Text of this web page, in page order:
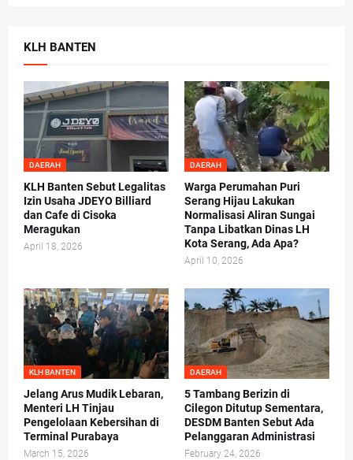
KLH BANTEN
DAERAH
KLH Banten Sebut Legalitas
Izin Usaha JDEYO Billiard
dan Cafe di Cisoka
Meragukan
April 18, 2026
DAERAH
Warga Perumahan Puri
Serang Hijau Lakukan
Normalisasi Aliran Sungai
Tanpa Libatkan Dinas LH
Kota Serang, Ada Apa?
April 10, 2026
KLH BANTEN
Jelang Arus Mudik Lebaran,
Menteri LH Tinjau
Pengelolaan Kebersihan di
Terminal Purabaya
March 15, 2026
DAERAH
5 Tambang Berizin di
Cilegon Ditutup Sementara,
DESDM Banten Sebut Ada
Pelanggaran Administrasi
February 24, 2026